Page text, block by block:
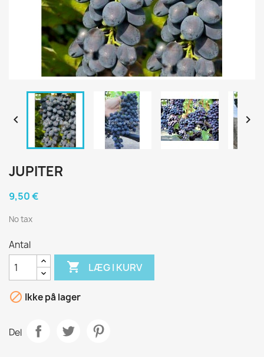
 
JUPITER
9,50 €
No tax
Antal
 LÆG I KURV
 Ikke på lager
Del